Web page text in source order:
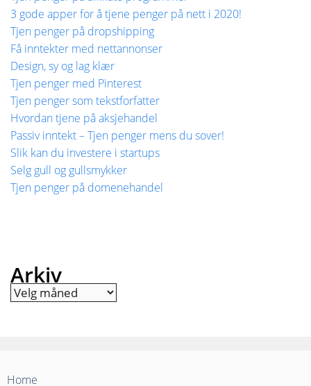
3 gode apper for å tjene penger på nett i 2020!
Tjen penger på dropshipping
Få inntekter med nettannonser
Design, sy og lag klær
Tjen penger med Pinterest
Tjen penger som tekstforfatter
Hvordan tjene på aksjehandel
Passiv inntekt – Tjen penger mens du sover!
Slik kan du investere i startups
Selg gull og gullsmykker
Tjen penger på domenehandel
Arkiv
Arkiv
Home